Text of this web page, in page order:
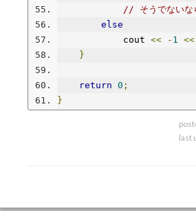
// そうでないな
else
            cout
<< - 1 <<
}
return 0 ;
}
last